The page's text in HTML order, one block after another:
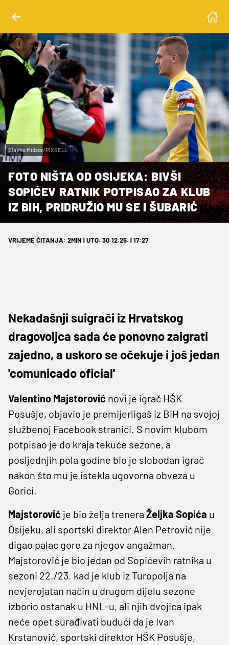
Slavko Midzor/PIXSELL
FOTO NIŠTA OD OSIJEKA: BIVŠI
SOPIĆEV RATNIK POTPISAO ZA KLUB
IZ BIH, PRIDRUŽIO MU SE I ŠUBARIĆ
VRIJEME ČITANJA: 2MIN | UTO. 30.12.25. | 17:27
Nekadašnji suigrači iz Hrvatskog
dragovoljca sada će ponovno zaigrati
zajedno, a uskoro se očekuje i još jedan
'comunicado oficial'
Valentino Majstorović novi je igrač HŠK
Posušje, objavio je premijerligaš iz BiH na svojoj
službenoj Facebook stranici. S novim klubom
potpisao je do kraja tekuće sezone, a
posljednjih pola godine bio je slobodan igrač
nakon što mu je istekla ugovorna obveza u
Gorici.
Majstorović je bio želja trenera Željka Sopića u
Osijeku, ali sportski direktor Alen Petrović nije
digao palac gore za njegov angažman.
Majstorović je bio jedan od Sopićevih ratnika u
sezoni 22./23. kad je klub iz Turopolja na
nevjerojatan način u drugom dijelu sezone
izborio ostanak u HNL-u, ali njih dvojica ipak
neće opet surađivati budući da je Ivan
Krstanović, sportski direktor HŠK Posušje,